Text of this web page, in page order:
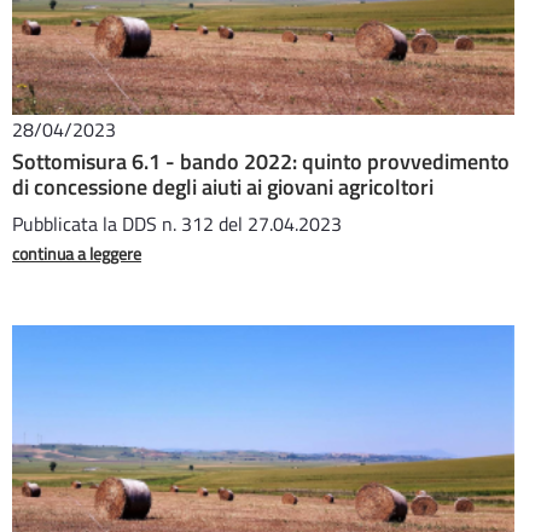
28/04/2023
Sottomisura 6.1 - bando 2022: quinto provvedimento
di concessione degli aiuti ai giovani agricoltori
Pubblicata la DDS n. 312 del 27.04.2023
continua a leggere